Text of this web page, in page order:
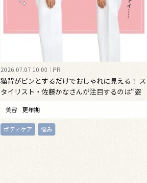
2026.07.07 10:00 PR
猫背がピンとするだけでおしゃれに見える！ ス
タイリスト・佐藤かなさんが注目するのは“姿
美容 更年期
ボディケア 悩み